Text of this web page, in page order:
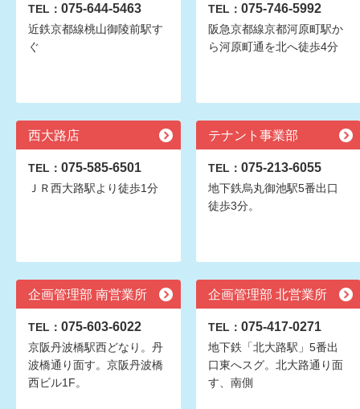
TEL： 075-644-5463
近鉄京都線桃山御陵前駅す
ぐ
TEL： 075-746-5992
阪急京都線京都河原町駅か
ら河原町通を北へ徒歩4分
西大路店
TEL： 075-585-6501
ＪＲ西大路駅より徒歩1分
テナント事業部
TEL： 075-213-6055
地下鉄烏丸御池駅5番出口
徒歩3分。
企画管理部 南営業所
TEL： 075-603-6022
京阪丹波橋駅西どなり。丹
波橋通り面す。京阪丹波橋
西ビル1F。
企画管理部 北営業所
TEL： 075-417-0271
地下鉄「北大路駅」5番出
口東へスグ。北大路通り面
す、南側